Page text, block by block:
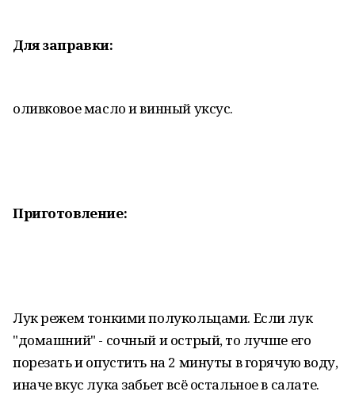
Для заправки:
оливковое масло и винный уксус.
Приготовление:
Лук режем тонкими полукольцами. Если лук
"домашний" - сочный и острый, то лучше его
порезать и опустить на 2 минуты в горячую воду,
иначе вкус лука забьет всё остальное в салате.